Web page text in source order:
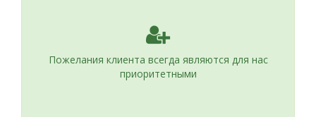
Пожелания клиента всегда являются для нас
приоритетными